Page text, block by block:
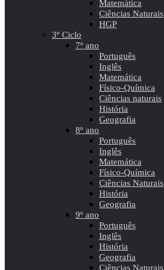
Matemática
Ciências Naturais
HGP
3º Ciclo
7º ano
Português
Inglês
Matemática
Físico-Química
Ciências naturais
História
Geografia
8º ano
Português
Inglês
Matemática
Físico-Química
Ciências Naturais
História
Geografia
9º ano
Português
Inglês
História
Geografia
Ciências Naturais